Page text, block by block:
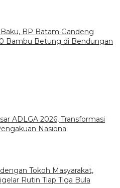
BP Batam Gandeng
Bambu Betung di Bendungan
ADLGA 2026, Transformasi
Nasiona
Tokoh Masyarakat,
Rutin Tiap Tiga Bula